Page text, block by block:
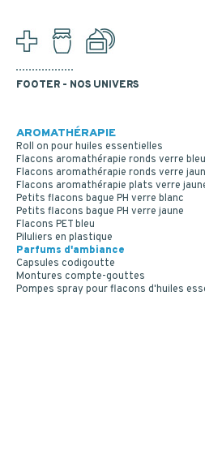
FOOTER - NOS UNIVERS
AROMATHÉRAPIE
Roll on pour huiles essentielles
Flacons aromathérapie ronds verre bleu
Flacons aromathérapie ronds verre
Flacons aromathérapie plats verre
Petits flacons bague PH verre blanc
Petits flacons bague PH verre jaune
Flacons PET bleu
Piluliers en plastique
Parfums d'ambiance
Capsules codigoutte
Montures compte-gouttes
Pompes spray pour flacons d'huiles